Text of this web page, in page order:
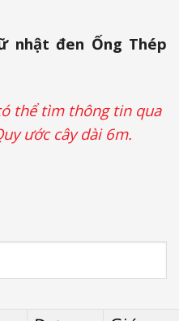
nhật đen Ống Thép
thể tìm thông tin qua
ước cây dài 6m.